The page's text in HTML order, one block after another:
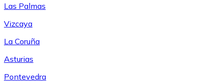
Las Palmas
Vizcaya
La Coruña
Asturias
Pontevedra